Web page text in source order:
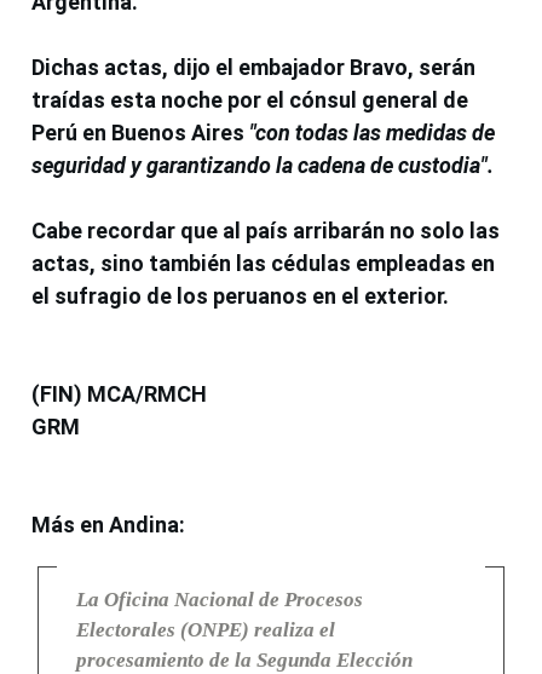
Dichas actas, dijo el embajador Bravo, serán
traídas esta noche por el cónsul general de
Perú en Buenos Aires "con todas las medidas de
seguridad y garantizando la cadena de custodia".
Cabe recordar que al país arribarán no solo las
actas, sino también las cédulas empleadas en
el sufragio de los peruanos en el exterior.
(FIN) MCA/RMCH
GRM
Más en Andina:
La Oficina Nacional de Procesos
Electorales (ONPE) realiza el
procesamiento de la Segunda Elección